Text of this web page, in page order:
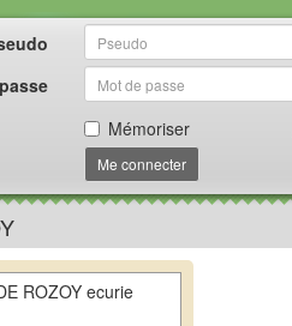
Mémoriser
Me connecter
ROZOY ecurie